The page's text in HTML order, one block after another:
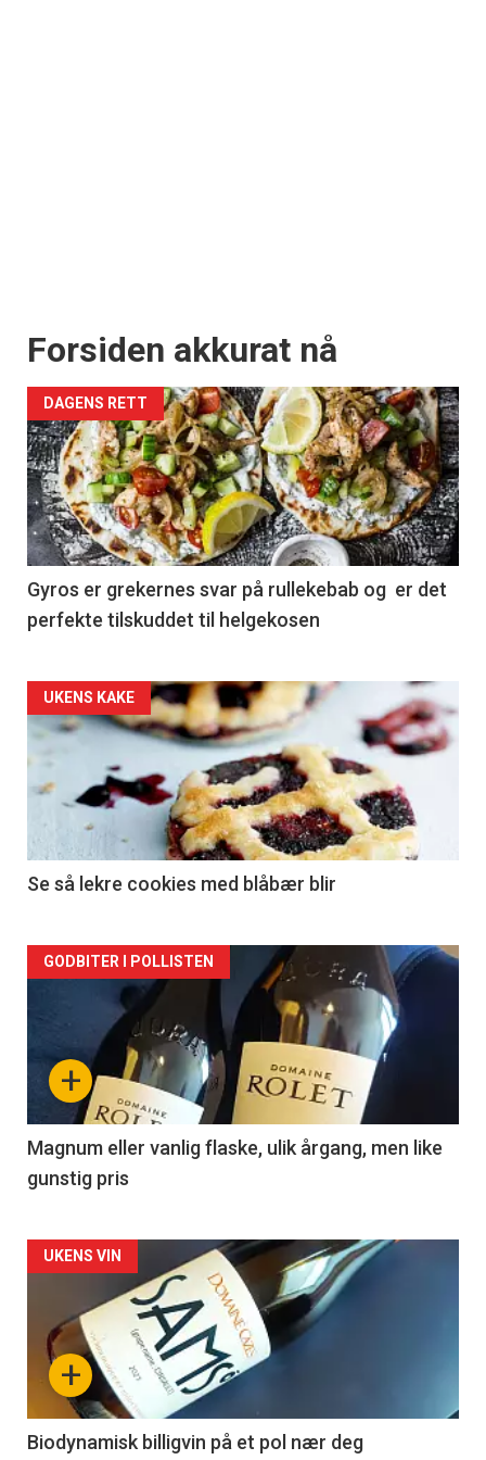
Forsiden akkurat nå
DAGENS RETT
Gyros er grekernes svar på rullekebab og er det
perfekte tilskuddet til helgekosen
Forsiden
akkurat
nå
2
UKENS KAKE
Se så lekre cookies med blåbær blir
Forsiden
akkurat
nå
3
+
GODBITER I POLLISTEN
Magnum eller vanlig flaske, ulik årgang, men like
gunstig pris
Forsiden
akkurat
nå
4
+
UKENS VIN
Biodynamisk billigvin på et pol nær deg